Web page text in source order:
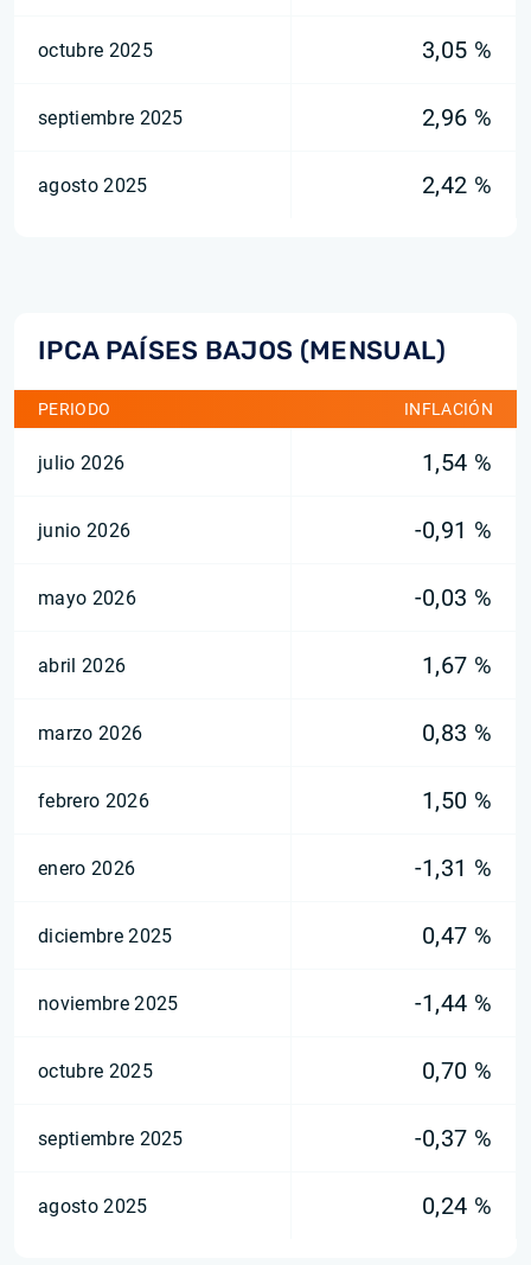
octubre 2025 3,05 %
septiembre 2025 2,96 %
agosto 2025 2,42 %
IPCA PAÍSES BAJOS (MENSUAL)
PERIODO INFLACIÓN
julio 2026 1,54 %
junio 2026 -0,91 %
mayo 2026 -0,03 %
abril 2026 1,67 %
marzo 2026 0,83 %
febrero 2026 1,50 %
enero 2026 -1,31 %
diciembre 2025 0,47 %
noviembre 2025 -1,44 %
octubre 2025 0,70 %
septiembre 2025 -0,37 %
agosto 2025 0,24 %